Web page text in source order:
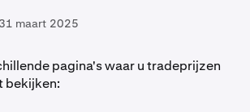
31 maart 2025
pagina's waar u tradeprijzen
bekijken: